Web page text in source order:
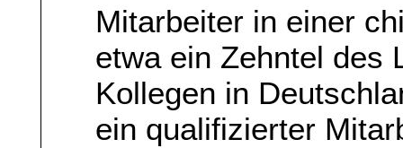
Mitarbeiter in einer
etwa ein Zehntel des
Kollegen in
ein qualifizierter